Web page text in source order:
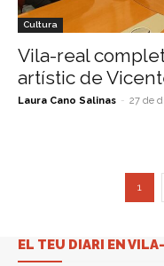
Cultura
Vila-real
artístic de
Laura Cano Salinas - 27 de
1
EL TEU DIARI EN